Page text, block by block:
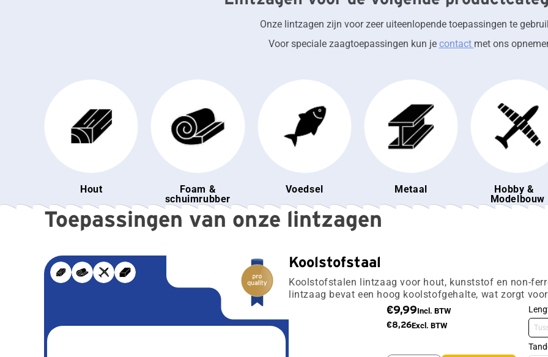
Onze lintzagen zijn voor zeer uiteenlopende toepassingen te
Voor speciale zaagtoepassingen kun je contact met ons
Hout
Foam &
schuimrubber
Voedsel Metaal
Hobby &
Modelbouw
Toepassingen van onze lintzagen
Koolstofstaal
Koolstofstalen lintzaag voor hout, kunststof en non-
lintzaag bevat een hoog koolstofgehalte, wat zorgt
€9,99Incl. BTW
€8,26Excl. BTW